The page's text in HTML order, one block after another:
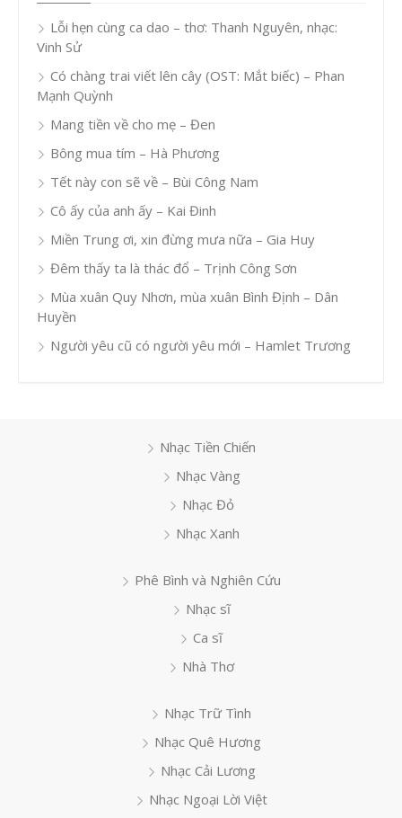
Lỗi hẹn cùng ca dao – thơ: Thanh Nguyên, nhạc:
Vinh Sử
Có chàng trai viết lên cây (OST: Mắt biếc) – Phan
Mạnh Quỳnh
Mang tiền về cho mẹ – Đen
Bông mua tím – Hà Phương
Tết này con sẽ về – Bùi Công Nam
Cô ấy của anh ấy – Kai Đinh
Miền Trung ơi, xin đừng mưa nữa – Gia Huy
Đêm thấy ta là thác đổ – Trịnh Công Sơn
Mùa xuân Quy Nhơn, mùa xuân Bình Định – Dân
Huyền
Người yêu cũ có người yêu mới – Hamlet Trương
Nhạc Tiền Chiến
Nhạc Vàng
Nhạc Đỏ
Nhạc Xanh
Phê Bình và Nghiên Cứu
Nhạc sĩ
Ca sĩ
Nhà Thơ
Nhạc Trữ Tình
Nhạc Quê Hương
Nhạc Cải Lương
Nhạc Ngoại Lời Việt